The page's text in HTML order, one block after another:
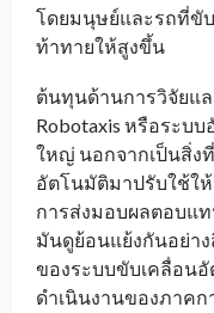
โดยมนุษย์และรถที่ขั
ท้าทายให้สูงขึ้น
ต้นทุนด้านการวิจัยแ
Robotaxis หรือระบ
ใหญ่ นอกจากเป็นสิ่ง
อัตโนมัติมาปรับใช้ใ
การส่งมอบผลตอบแท
มันดูย้อนแย้งกันอย่าง
ของระบบขับเคลื่อน
ดำเนินงานของภาคก